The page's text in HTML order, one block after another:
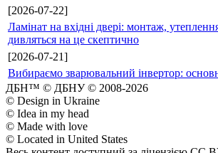
[2026-07-22]
Ламінат на вхідні двері: монтаж,
дивляться на це скептично
[2026-07-21]
Вибираємо зварювальний інвертор:
ДБН™ © ДБНУ © 2008-2026
© Design in Ukraine
© Idea in my head
© Made with love
© Located in United States